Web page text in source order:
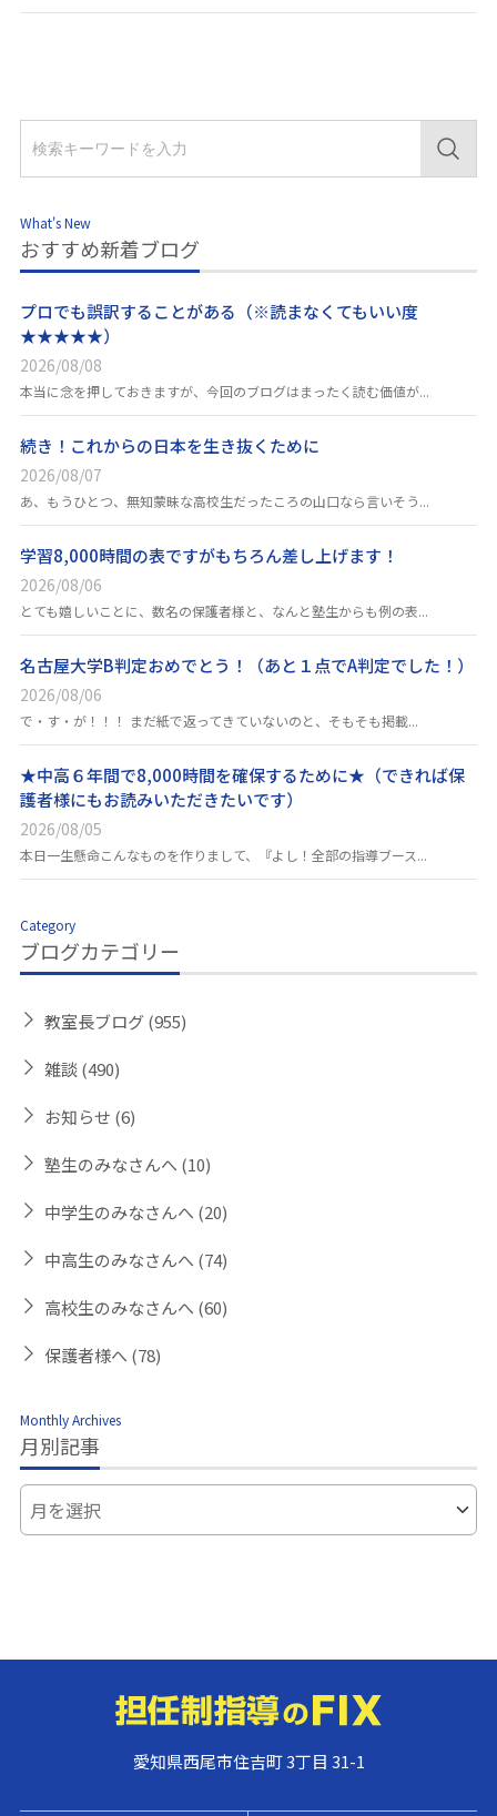
What's New
おすすめ新着ブログ
プロでも誤訳することがある（※読まなくてもいい度
★★★★★）
2026/08/08
本当に念を押しておきますが、今回のブログはまったく読む価値が...
続き！これからの日本を生き抜くために
2026/08/07
あ、もうひとつ、無知蒙昧な高校生だったころの山口なら言いそう...
学習8,000時間の表ですがもちろん差し上げます！
2026/08/06
とても嬉しいことに、数名の保護者様と、なんと塾生からも例の表...
名古屋大学B判定おめでとう！（あと１点でA判定でした！）
2026/08/06
で・す・が！！！ まだ紙で返ってきていないのと、そもそも掲載...
★中高６年間で8,000時間を確保するために★（できれば保
護者様にもお読みいただきたいです）
2026/08/05
本日一生懸命こんなものを作りまして、『よし！全部の指導ブース...
Category
ブログカテゴリー
教室長ブログ(955)
雑談(490)
お知らせ (6)
塾生のみなさんへ (10)
中学生のみなさんへ (20)
中高生のみなさんへ (74)
高校生のみなさんへ (60)
保護者様へ (78)
Monthly Archives
月別記事
愛知県西尾市住吉町 3丁目 31-1